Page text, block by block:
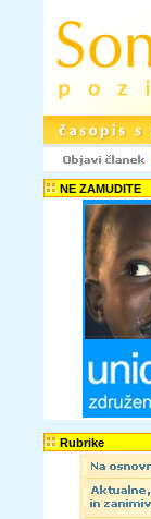
NE ZAMUDITE
Rubrike